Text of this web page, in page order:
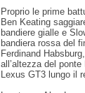
Proprio le prime
Ben Keating
bandiere gialle e
bandiera rossa del
Ferdinand
all’altezza del
Lexus GT3 lungo il